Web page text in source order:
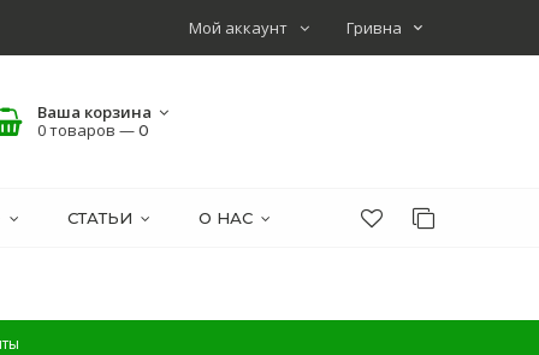
Мой аккаунт
Ваша корзина
0 товаров —0
СТАТЬИ О НАС